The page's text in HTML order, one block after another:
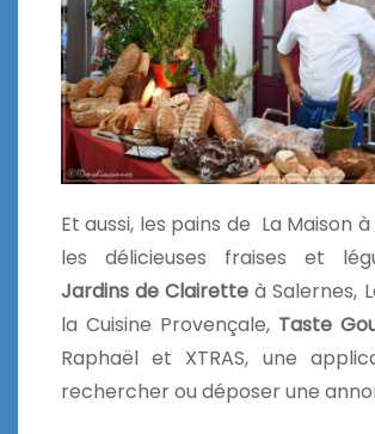
Et aussi, les pains de La Maison
les délicieuses fraises et
Jardins de Clairette à Salernes,
la Cuisine Provençale, Taste
Raphaël et XTRAS, une
rechercher ou déposer une